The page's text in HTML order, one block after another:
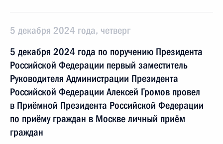
5 декабря 2024 года, четверг
5 декабря 2024 года по поручению Президента
Российской Федерации первый заместитель
Руководителя Администрации Президента
Российской Федерации Алексей Громов провел
в Приёмной Президента Российской Федерации
по приёму граждан в Москве личный приём
граждан